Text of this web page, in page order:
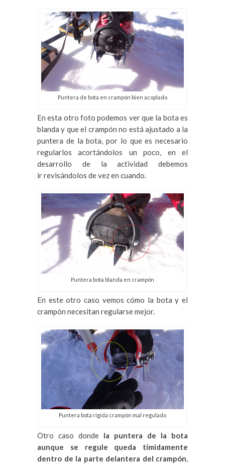
Puntera de bota en crampón bien acoplado
En esta otro foto podemos ver que la bota es
blanda y que el crampón no está ajustado a la
puntera de la bota, por lo que es necesario
regularlos acortándolos un poco, en el
desarrollo de la actividad debemos
ir revisándolos de vez en cuando.
Puntera bota blanda en crampón
En este otro caso vemos cómo la bota y el
crampón necesitan regularse mejor.
Puntera bota rígida crampón mal regulado
Otro caso donde la puntera de la bota
aunque se regule queda tímidamente
dentro de la parte delantera del crampón,